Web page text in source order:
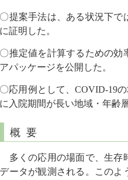
〇提案手法は、ある状況下で
に証明した。
〇推定値を計算するための効
アパッケージを公開した。
〇応用例として、COVID-19
に入院期間が長い地域・年齢
概 要
多くの応用の場面で、生存
データが観測される。このよ